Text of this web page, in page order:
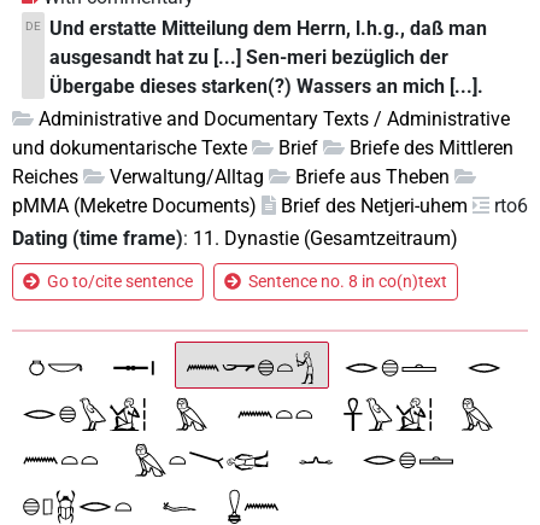
DE
Und erstatte Mitteilung dem Herrn, l.h.g., daß man
ausgesandt hat zu [...] Sen-meri bezüglich der
Übergabe dieses starken(?) Wassers an mich [...].
Administrative and Documentary Texts / Administrative
und dokumentarische Texte
Brief
Briefe des Mittleren
Reiches
Verwaltung/Alltag
Briefe aus Theben
pMMA (Meketre Documents)
Brief des Netjeri-uhem
rto6
Dating (time frame): 11. Dynastie (Gesamtzeitraum)
Go to/cite sentence Sentence no. 8 in co(n)text